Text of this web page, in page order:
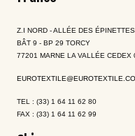
Z.I NORD - ALLÉE DES ÉPINETTES
BÂT 9 - BP 29 TORCY
77201 MARNE LA VALLÉE CEDEX
TEL : (33) 1 64 11 62 80
FAX : (33) 1 64 11 62 99